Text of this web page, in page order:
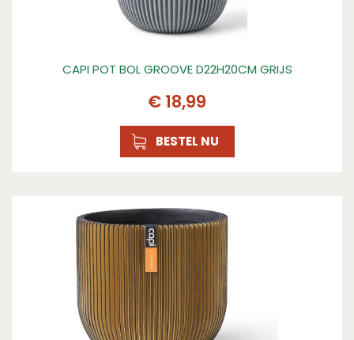
CAPI POT BOL GROOVE D22H20CM GRIJS
€ 18,99
BESTEL NU